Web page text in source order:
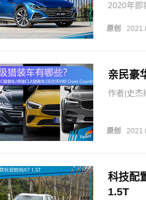
2020年即
其中令我
原创
亲民豪
作者|史杰
原创
科技配
1.5T